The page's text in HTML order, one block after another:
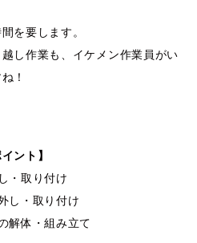
を要します。
し作業も、イケメン作業員がい
！
ント】
・取り付け
し・取り付け
解体・組み立て